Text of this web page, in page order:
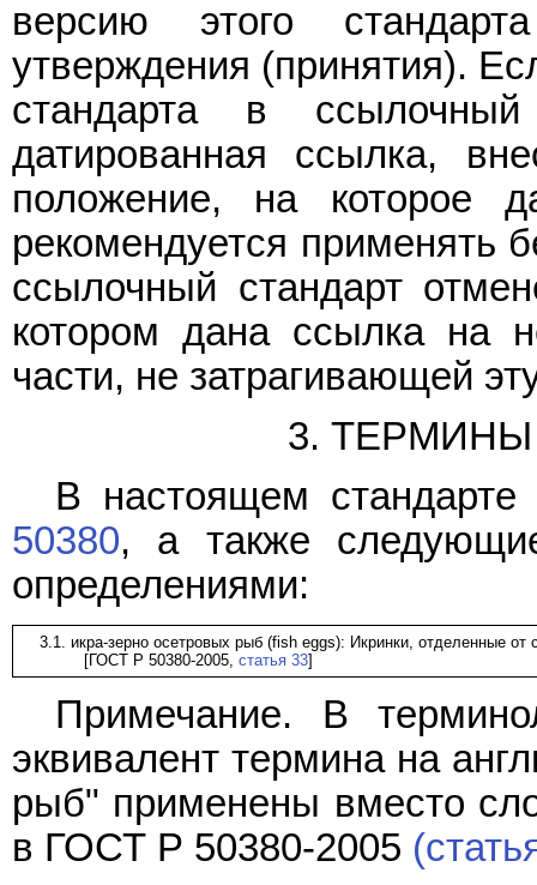
версию этого
утверждения (принятия).
стандарта в
датированная ссылка,
положение, на которое
рекомендуется применять
ссылочный стандарт
котором дана ссылка на
части, не затрагивающей
3.
В настоящем
50380, а также
определениями:
3.1. икра-зерно осетровых рыб (fish eggs): Икринки, отделенные от
[ГОСТ Р 50380-2005,статья 33]
Примечание. В
эквивалент термина на
рыб" применены вместо
в ГОСТ Р 50380-2005